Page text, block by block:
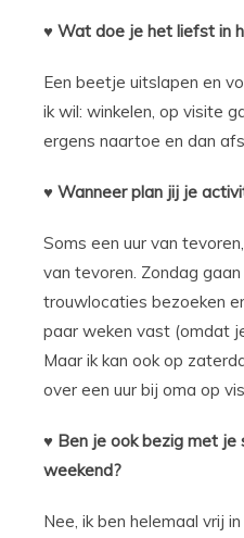
♥ Wat doe je het liefst in
Een beetje uitslapen en
ik wil: winkelen, op visite
ergens naartoe en dan
♥ Wanneer plan jij je
Soms een uur van
van tevoren. Zondag
trouwlocaties bezoeken
paar weken vast (omdat
Maar ik kan ook op
over een uur bij oma op
♥ Ben je ook bezig met je
weekend?
Nee, ik ben helemaal vrij